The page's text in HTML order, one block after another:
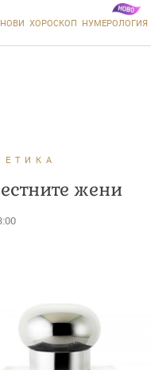
ХОРОСКОП НУМЕРОЛОГИЯ
жени